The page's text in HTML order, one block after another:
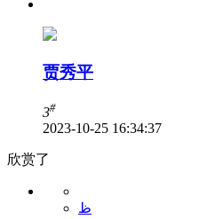
贾秀平
3#
2023-10-25 16:34:37
欣赏了
ظ